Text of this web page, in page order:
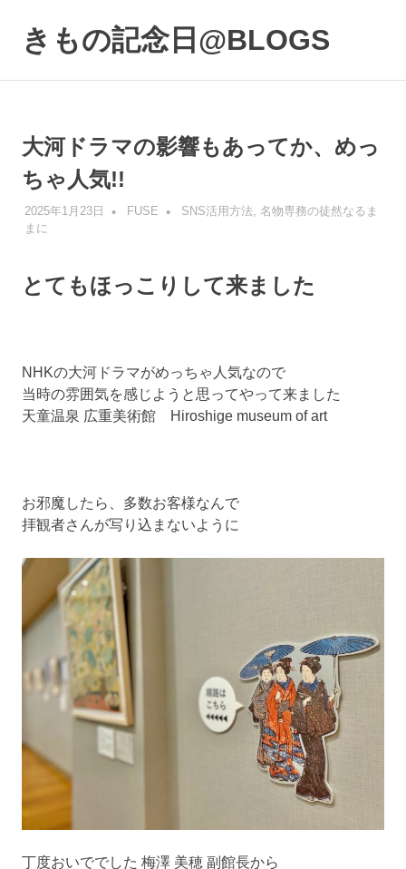
きもの記念日@BLOGS
者
も、
し
ん
で
な
る
ブ
大河ドラマの影響もあってか、めっ
ちゃ人気!!
2025年1月23日 FUSE SNS活用方法, 名物専務の徒然なるま
まに
とてもほっこりして来ました
NHKの大河ドラマがめっちゃ人気なので
当時の雰囲気を感じようと思ってやって来ました
天童温泉 広重美術館 Hiroshige museum of art
お邪魔したら、多数お客様なんで
拝観者さんが写り込まないように
丁度おいででした 梅澤 美穂 副館長から